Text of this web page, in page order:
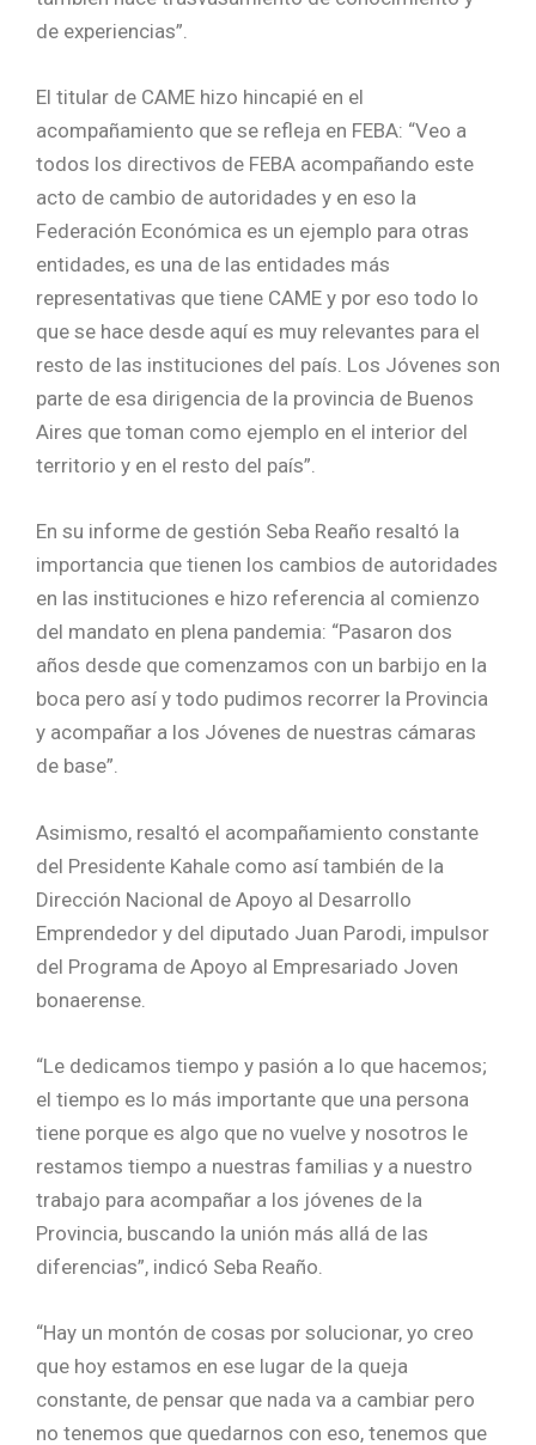
de experiencias”.
El titular de CAME hizo hincapié en el
acompañamiento que se refleja en FEBA: “Veo a
todos los directivos de FEBA acompañando este
acto de cambio de autoridades y en eso la
Federación Económica es un ejemplo para otras
entidades, es una de las entidades más
representativas que tiene CAME y por eso todo lo
que se hace desde aquí es muy relevantes para el
resto de las instituciones del país. Los Jóvenes son
parte de esa dirigencia de la provincia de Buenos
Aires que toman como ejemplo en el interior del
territorio y en el resto del país”.
En su informe de gestión Seba Reaño resaltó la
importancia que tienen los cambios de autoridades
en las instituciones e hizo referencia al comienzo
del mandato en plena pandemia: “Pasaron dos
años desde que comenzamos con un barbijo en la
boca pero así y todo pudimos recorrer la Provincia
y acompañar a los Jóvenes de nuestras cámaras
de base”.
Asimismo, resaltó el acompañamiento constante
del Presidente Kahale como así también de la
Dirección Nacional de Apoyo al Desarrollo
Emprendedor y del diputado Juan Parodi, impulsor
del Programa de Apoyo al Empresariado Joven
bonaerense.
“Le dedicamos tiempo y pasión a lo que hacemos;
el tiempo es lo más importante que una persona
tiene porque es algo que no vuelve y nosotros le
restamos tiempo a nuestras familias y a nuestro
trabajo para acompañar a los jóvenes de la
Provincia, buscando la unión más allá de las
diferencias”, indicó Seba Reaño.
“Hay un montón de cosas por solucionar, yo creo
que hoy estamos en ese lugar de la queja
constante, de pensar que nada va a cambiar pero
no tenemos que quedarnos con eso, tenemos que